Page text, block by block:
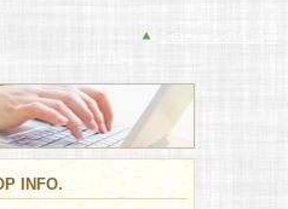
INFO.